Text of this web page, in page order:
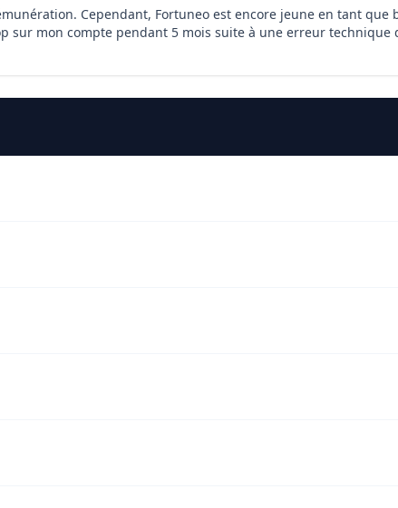
Cependant, Fortuneo est encore jeune en tant
sur mon compte pendant 5 mois suite à une erreur technique